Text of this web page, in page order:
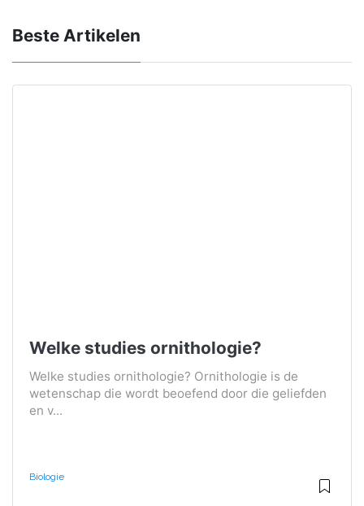
Beste Artikelen
Welke studies ornithologie?
Welke studies ornithologie? Ornithologie is de
wetenschap die wordt beoefend door die geliefden
en v...
Biologie